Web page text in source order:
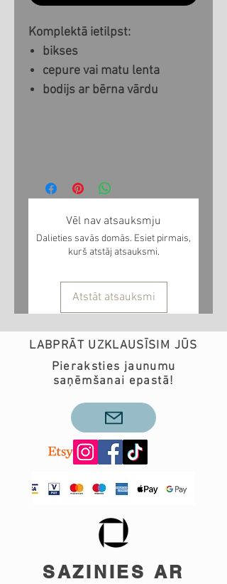
Komplektā ietilpst:
bikses
cepure vai matu lenta
bodijs ar bērna vārdu
Vēl nav atsauksmju
Dalieties savās domās. Esiet pirmais,
kurš atstāj atsauksmi.
Atstāt atsauksmi
LABPRĀT UZKLAUSĪSIM JŪS
Pieraksties jaunumu
saņēmšanai epastā!
SAZINIES AR